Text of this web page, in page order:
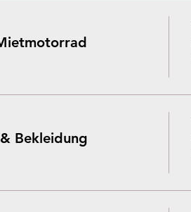
Bekleidung